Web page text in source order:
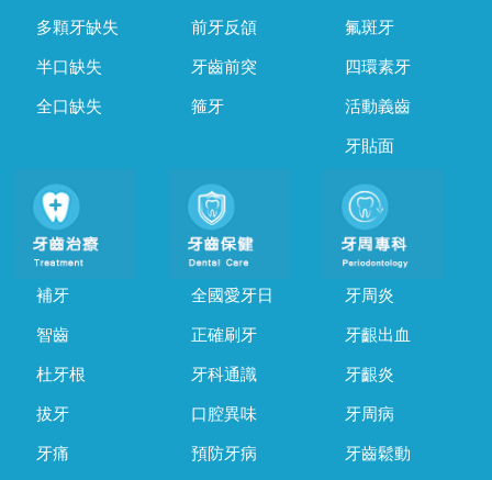
多顆牙缺失
半口缺失
全口缺失
前牙反頜
牙齒前突
箍牙
氟斑牙
四環素牙
活動義齒
牙貼面
補牙
智齒
杜牙根
拔牙
牙痛
全國愛牙日
正確刷牙
牙科通識
口腔異味
預防牙病
牙周炎
牙齦出血
牙齦炎
牙周病
牙齒鬆動